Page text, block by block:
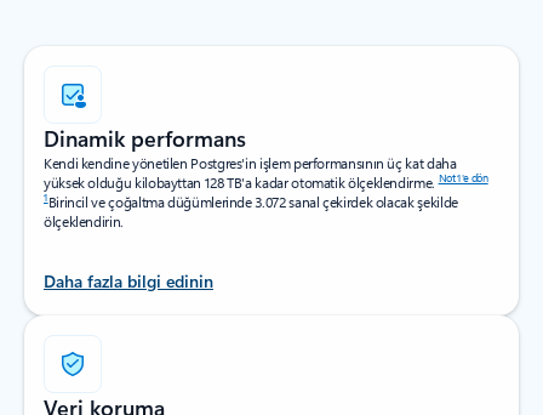
Dinamik performans
Kendi kendine yönetilen Postgres'in işlem performansının üç kat daha
yüksek olduğu kilobayttan 128 TB'a kadar otomatik ölçeklendirme.Not 1'e dön
1Birincil ve çoğaltma düğümlerinde 3.072 sanal çekirdek olacak şekilde
ölçeklendirin.
Daha fazla bilgi edinin
Veri koruma